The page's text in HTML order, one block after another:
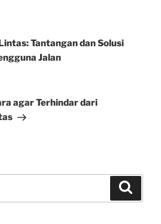
Tantangan dan Solusi
Jalan
agar Terhindar dari